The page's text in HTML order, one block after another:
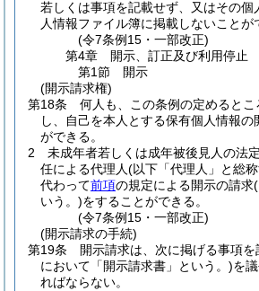
若しくは事項を記載せず、又はその個
人情報ファイル簿に掲載しないことが
(令7条例15・一部改正)
第4章
開示、訂正及び利用停止
第1節
開示
(開示請求権)
第18条
何人も、この条例の定めると
し、自己を本人とする保有個人情報の
ができる。
2
未成年者若しくは成年被後見人の法
任による代理人(以下「代理人」と総
代わって前項の規定による開示の請求
いう。)をすることができる。
(令7条例15・一部改正)
(開示請求の手続)
第19条
開示請求は、次に掲げる事項
において「開示請求書」という。)を
ればならない。